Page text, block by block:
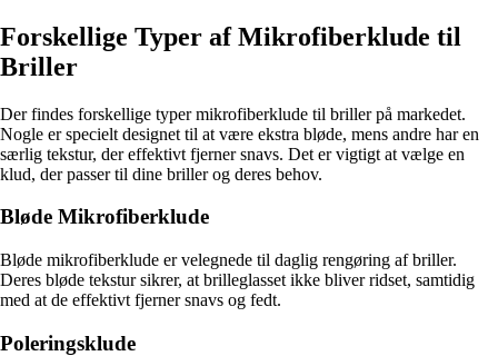
Forskellige Typer af Mikrofiberklude til
Briller
Der findes forskellige typer mikrofiberklude til briller på markedet.
Nogle er specielt designet til at være ekstra bløde, mens andre har en
særlig tekstur, der effektivt fjerner snavs. Det er vigtigt at vælge en
klud, der passer til dine briller og deres behov.
Bløde Mikrofiberklude
Bløde mikrofiberklude er velegnede til daglig rengøring af briller.
Deres bløde tekstur sikrer, at brilleglasset ikke bliver ridset, samtidig
med at de effektivt fjerner snavs og fedt.
Poleringsklude